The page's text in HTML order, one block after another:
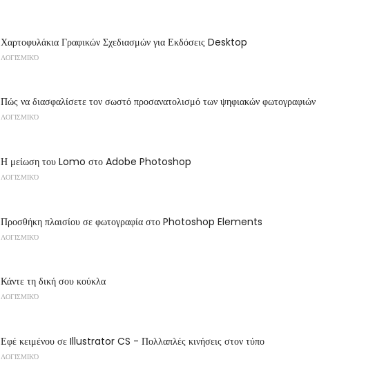
Χαρτοφυλάκια Γραφικών Σχεδιασμών για Εκδόσεις Desktop
ΛΟΓΙΣΜΙΚΌ
Πώς να διασφαλίσετε τον σωστό προσανατολισμό των ψηφιακών φωτογραφιών
ΛΟΓΙΣΜΙΚΌ
Η μείωση του Lomo στο Adobe Photoshop
ΛΟΓΙΣΜΙΚΌ
Προσθήκη πλαισίου σε φωτογραφία στο Photoshop Elements
ΛΟΓΙΣΜΙΚΌ
Κάντε τη δική σου κούκλα
ΛΟΓΙΣΜΙΚΌ
Εφέ κειμένου σε Illustrator CS - Πολλαπλές κινήσεις στον τύπο
ΛΟΓΙΣΜΙΚΌ